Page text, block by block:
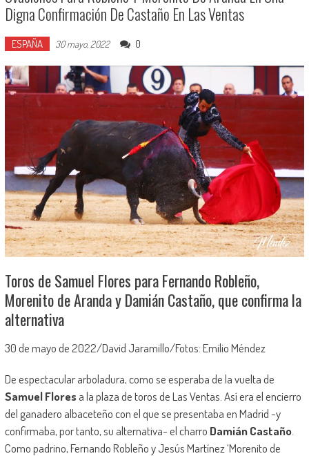
Digna Confirmación De Castaño En Las Ventas
ESPAÑA 30 mayo, 2022 0
Toros de Samuel Flores para Fernando Robleño,
Morenito de Aranda y Damián Castaño, que confirma la
alternativa
30 de mayo de 2022/David Jaramillo/Fotos: Emilio Méndez
De espectacular arboladura, como se esperaba de la vuelta de
Samuel Floresa la plaza de toros de Las Ventas. Así era el encierro
del ganadero albaceteño con el que se presentaba en Madrid -y
confirmaba, por tanto, su alternativa- el charro Damián Castaño.
Como padrino, Fernando Robleño y Jesús Martínez ‘Morenito de